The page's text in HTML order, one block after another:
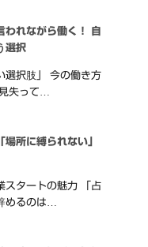
われながら働く！ 自
選択
選択肢」 今の働き方
失って…
所に縛られない」
スタートの魅力 「占
めるのは…